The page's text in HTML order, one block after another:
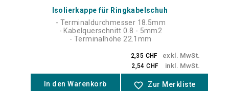
Isolierkappe für Ringkabelschuh
- Terminaldurchmesser 18.5mm
- Kabelquerschnitt 0.8 - 5mm2
- Terminalhöhe 22.1mm
2,35 CHF exkl. MwSt.
2,54 CHF inkl. MwSt.
In den Warenkorb favorite_border Zur Merkliste